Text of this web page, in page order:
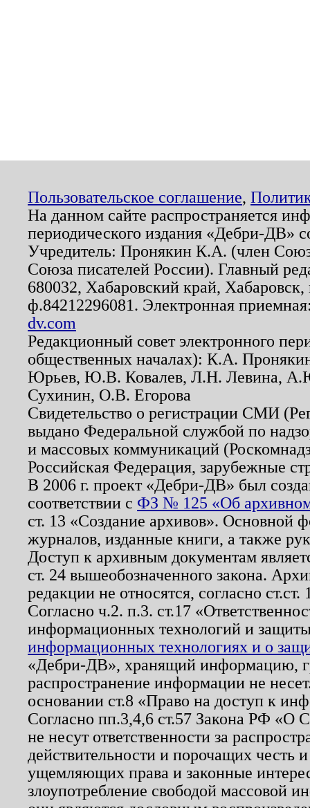
Пользовательское соглашение,
На данном сайте распространяется
периодического издания «Дебри-ДВ»
Учредитель: Пронякин К.А. (член
Союза писателей России). Главный
680032, Хабаровский край,
ф.84212296081. Электронная
dv.com
Редакционный совет электронного
общественных началах): К.А.
Юрьев, Ю.В. Ковалев, Л.Н. Левина,
Сухинин, О.В. Егорова
Свидетельство о регистрации СМИ
выдано Федеральной службой по
и массовых коммуникаций
Российская Федерация, зарубежные
В 2006 г. проект «Дебри-ДВ» был
соответствии с ФЗ № 125 «Об
ст. 13 «Создание архивов». Основной
журналов, изданные книги, а также
Доступ к архивным документам
ст. 24 вышеобозначенного закона.
редакции не относятся, согласно
Согласно ч.2. п.3. ст.17
информационных технологий и
информационных технологиях и о
«Дебри-ДВ», хранящий информацию,
распространение информации не
основании ст.8 «Право на доступ к
Согласно пп.3,4,6 ст.57 Закона РФ «О
не несут ответственности за
действительности и порочащих честь
ущемляющих права и законные
злоупотребление свободой массовой